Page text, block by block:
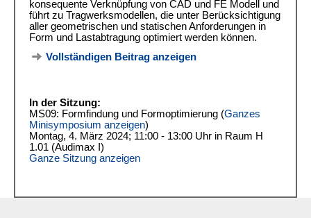
konsequente Verknüpfung von CAD und FE Modell und
führt zu Tragwerksmodellen, die unter Berücksichtigung
aller geometrischen und statischen Anforderungen in
Form und Lastabtragung optimiert werden können.
Vollständigen Beitrag anzeigen
In der Sitzung:
MS09: Formfindung und Formoptimierung (Ganzes
Minisymposium anzeigen)
Montag, 4. März 2024; 11:00 - 13:00 Uhr in Raum H
1.01 (Audimax I)
Ganze Sitzung anzeigen